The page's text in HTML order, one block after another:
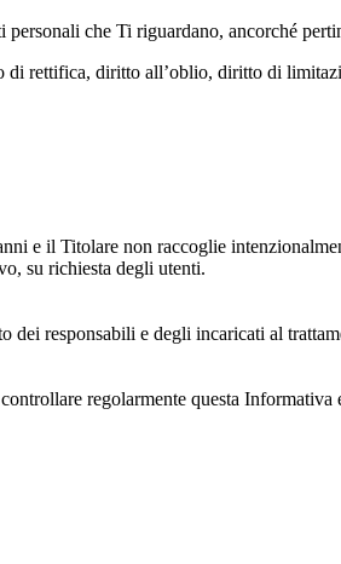
che Ti riguardano, ancorché
rettifica, diritto all’oblio, diritto di
e il Titolare non raccoglie
su richiesta degli utenti.
responsabili e degli incaricati al
regolarmente questa